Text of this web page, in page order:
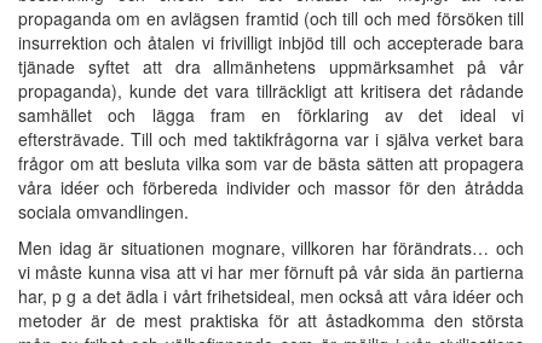
propaganda om en avlägsen framtid (och till och med försöken till
insurrektion och åtalen vi frivilligt inbjöd till och accepterade bara
tjänade syftet att dra allmänhetens uppmärksamhet på vår
propaganda), kunde det vara tillräckligt att kritisera det rådande
samhället och lägga fram en förklaring av det ideal vi
eftersträvade. Till och med taktikfrågorna var i själva verket bara
frågor om att besluta vilka som var de bästa sätten att propagera
våra idéer och förbereda individer och massor för den åtrådda
sociala omvandlingen.
Men idag är situationen mognare, villkoren har förändrats… och
vi måste kunna visa att vi har mer förnuft på vår sida än partierna
har, p g a det ädla i vårt frihetsideal, men också att våra idéer och
metoder är de mest praktiska för att åstadkomma den största